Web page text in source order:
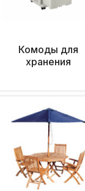
Комоды для
хранения